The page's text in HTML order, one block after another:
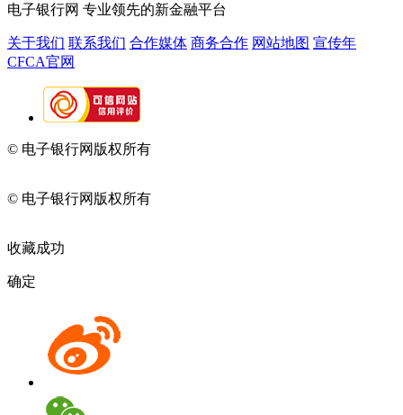
电子银行网 专业领先的新金融平台
关于我们 联系我们 合作媒体 商务合作 网站地图 宣传年
CFCA官网
© 电子银行网版权所有
© 电子银行网版权所有
收藏成功
确定